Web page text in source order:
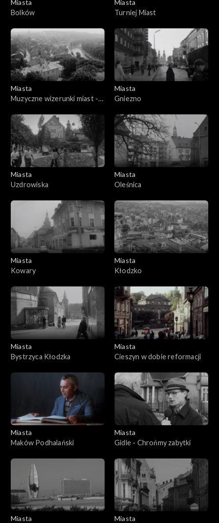
Miasta
Bolków
Miasta
Turniej Miast
Miasta
Muzyczne wizerunki miast -
Miasta
Gniezno
Miasta
Uzdrowiska
Miasta
Oleśnica
Miasta
Kowary
Miasta
Kłodzko
Miasta
Bystrzyca Kłodzka
Miasta
Cieszyn w dobie reformacji
Miasta
Maków Podhalański
Miasta
Gidle - Chrońmy zabytki
Miasta
Miasta